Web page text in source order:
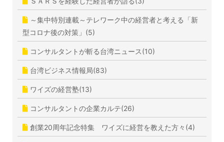
～集中特別連載～テレワーク中の経営者と考える「新
型コロナ後の対策」(5)
コンサルタントが斬る台湾ニュース(10)
台湾ビジネス情報局(83)
ワイズの経営塾(13)
コンサルタントの企業カルテ(26)
創業20周年記念特集 ワイズに経営を教えた方々(4)